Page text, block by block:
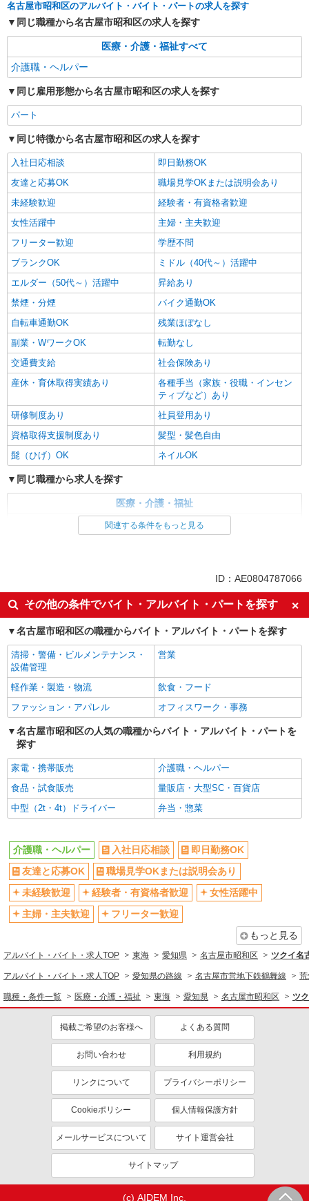
名古屋市昭和区のアルバイト・バイト・パートの求人を探す
同じ職種から名古屋市昭和区の求人を探す
医療・介護・福祉すべて
介護職・ヘルパー
同じ雇用形態から名古屋市昭和区の求人を探す
パート
同じ特徴から名古屋市昭和区の求人を探す
入社日応相談
即日勤務OK
友達と応募OK
職場見学OKまたは説明会あり
未経験歓迎
経験者・有資格者歓迎
女性活躍中
主婦・主夫歓迎
フリーター歓迎
学歴不問
ブランクOK
ミドル（40代～）活躍中
エルダー（50代～）活躍中
昇給あり
禁煙・分煙
バイク通勤OK
自転車通勤OK
残業ほぼなし
副業・WワークOK
転勤なし
交通費支給
社会保険あり
産休・育休取得実績あり
各種手当（家族・役職・インセン
ティブなど）あり
研修制度あり
社員登用あり
資格取得支援制度あり
髪型・髪色自由
髭（ひげ）OK
ネイルOK
同じ職種から求人を探す
医療・介護・福祉
副業・WワークOK
交通費支給
社会保険あり
産休・育休取得実績あり
社員登用あり
関連する条件をもっと見る
ID：AE0804787066
その他の条件でバイト・アルバイト・パートを探す
名古屋市昭和区の職種からバイト・アルバイト・パートを探す
清掃・警備・ビルメンテナンス・
設備管理
営業
軽作業・製造・物流
飲食・フード
ファッション・アパレル
オフィスワーク・事務
名古屋市昭和区の人気の職種からバイト・アルバイト・パートを
探す
家電・携帯販売
介護職・ヘルパー
食品・試食販売
量販店・大型SC・百貨店
中型（2t・4t）ドライバー
弁当・惣菜
介護職・ヘルパー 入社日応相談
即日勤務OK
友達と応募OK
職場見学OKまたは説明会あり
未経験歓迎
経験者・有資格者歓迎
女性活躍中
主婦・主夫歓迎
フリーター歓迎
もっと見る
アルバイト・バイト・求人TOP 東海 愛知県 名古屋市昭和区 ツクイ名
アルバイト・バイト・求人TOP 愛知県の路線 名古屋市営地下鉄鶴舞線
職種・条件一覧 医療・介護・福祉 東海 愛知県 名古屋市昭和区 ツ
掲載ご希望のお客様へ よくある質問
お問い合わせ 利用規約
リンクについて プライバシーポリシー
Cookieポリシー 個人情報保護方針
メールサービスについて サイト運営会社
サイトマップ
(c) AIDEM Inc.